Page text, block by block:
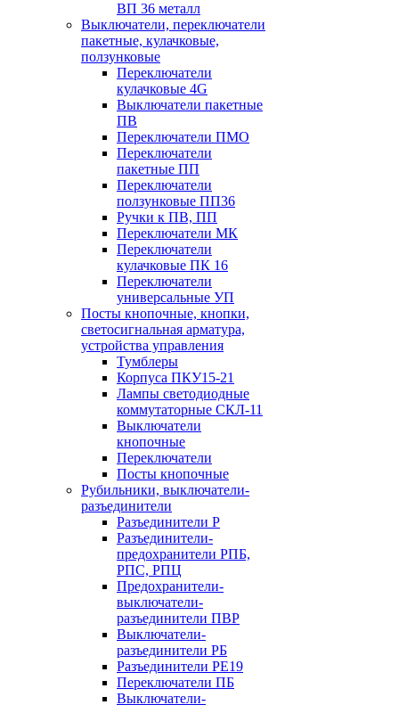
ВП 36 металл
Выключатели, переключатели
пакетные, кулачковые,
ползунковые
Переключатели
кулачковые 4G
Выключатели пакетные
ПВ
Переключатели ПМО
Переключатели
пакетные ПП
Переключатели
ползунковые ПП36
Ручки к ПВ, ПП
Переключатели МК
Переключатели
кулачковые ПК 16
Переключатели
универсальные УП
Посты кнопочные, кнопки,
светосигнальная арматура,
устройства управления
Тумблеры
Корпуса ПКУ15-21
Лампы светодиодные
коммутаторные СКЛ-11
Выключатели
кнопочные
Переключатели
Посты кнопочные
Рубильники, выключатели-
разъединители
Разъединители Р
Разъединители-
предохранители РПБ,
РПС, РПЦ
Предохранители-
выключатели-
разъединители ПВР
Выключатели-
разъединители РБ
Разъединители РЕ19
Переключатели ПБ
Выключатели-